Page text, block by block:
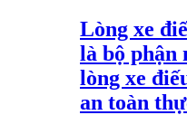
Lòng xe
là bộ phận
lòng xe
an toàn